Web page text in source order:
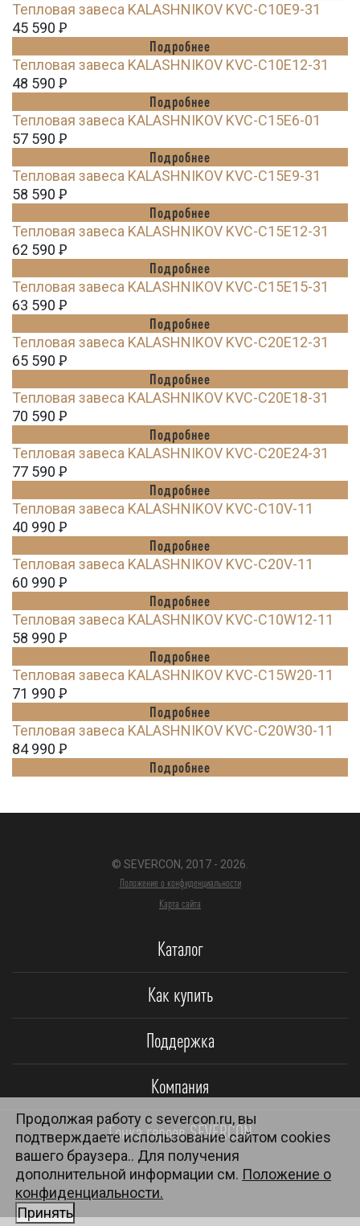
Тепловая завеса KALASHNIKOV KVС-C10E9-31
45 590 Ꝑ
Подробнее
Тепловая завеса KALASHNIKOV KVС-C10E12-31
48 590 Ꝑ
Подробнее
Тепловая завеса KALASHNIKOV KVС-C15E6-01
57 590 Ꝑ
Подробнее
Тепловая завеса KALASHNIKOV KVС-C15E9-31
58 590 Ꝑ
Подробнее
Тепловая завеса KALASHNIKOV KVС-C15E12-31
62 590 Ꝑ
Подробнее
Тепловая завеса KALASHNIKOV KVС-C15E15-31
63 590 Ꝑ
Подробнее
Тепловая завеса KALASHNIKOV KVС-C20E12-31
65 590 Ꝑ
Подробнее
Тепловая завеса KALASHNIKOV KVС-C20E18-31
70 590 Ꝑ
Подробнее
Тепловая завеса KALASHNIKOV KVС-C20E24-31
77 590 Ꝑ
Подробнее
Тепловая завеса KALASHNIKOV KVС-C10V-11
40 990 Ꝑ
Подробнее
Тепловая завеса KALASHNIKOV KVС-C20V-11
60 990 Ꝑ
Подробнее
Тепловая завеса KALASHNIKOV KVС-C10W12-11
58 990 Ꝑ
Подробнее
Тепловая завеса KALASHNIKOV KVС-C15W20-11
71 990 Ꝑ
Подробнее
Тепловая завеса KALASHNIKOV KVС-C20W30-11
84 990 Ꝑ
Подробнее
© SEVERCON, 2017 - 2026.
Положение о конфиденциальности
Карта сайта
Каталог
Как купить
Поддержка
Компания
Гонка героев SEVERCON
Продолжая работу с severcon.ru, вы
подтверждаете использование сайтом cookies
вашего браузера.. Для получения
дополнительной информации см. Положение о
конфиденциальности.
Принять